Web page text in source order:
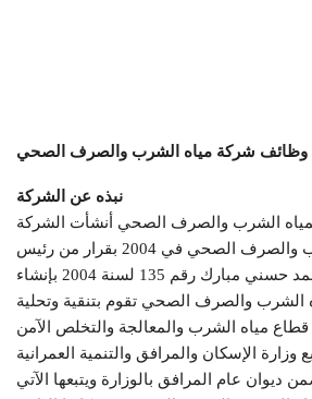
وظائف شركة مياه الشرب والصرف الصحي
نبذه عن الشركة
لمياه الشرب والصرف الصحي أنشأت الشركة
القابضة لمياه الشرب والصرف الصحي في 2004 بقرار من رئيس
الجمهورية آنذاك محمد حسني مبارك رقم 135 لسنة 2004 بإنشاء
الشرب والصرف الصحي تقوم بتنقية وتحلية
قطاع مياه الشرب والمعالجة والتخلص الآمن
الإسكان والمرافق والتنمية العمرانية